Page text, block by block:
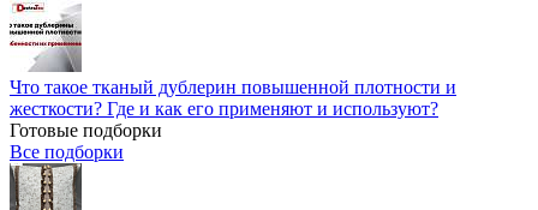
Что такое тканый дублерин повышенной плотности и
жесткости? Где и как его применяют и используют?
Готовые подборки
Все подборки